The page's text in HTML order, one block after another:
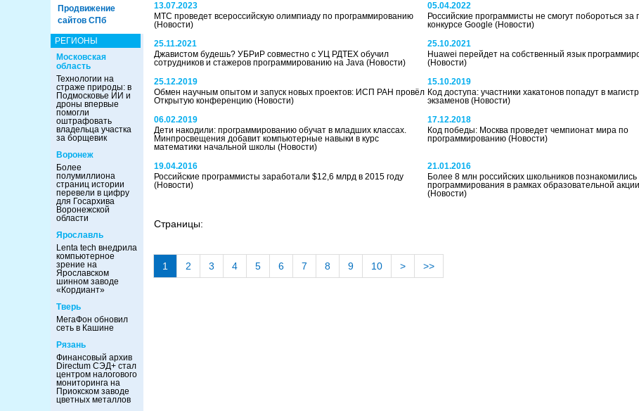
Продвижение
сайтов СПб
РЕГИОНЫ
Московская
область
Технологии на
страже природы: в
Подмосковье ИИ и
дроны впервые
помогли
оштрафовать
владельца участка
за борщевик
Воронеж
Более
полумиллиона
страниц истории
перевели в цифру
для Госархива
Воронежской
области
Ярославль
Lenta tech внедрила
компьютерное
зрение на
Ярославском
шинном заводе
«Кордиант»
Тверь
МегаФон обновил
сеть в Кашине
Рязань
Финансовый архив
Directum СЭД+ стал
центром налогового
мониторинга на
Приокском заводе
цветных металлов
13.07.2023
МТС проведет всероссийскую олимпиаду по программированию
(Новости)
05.04.2022
Российские программисты не смогут побороться за
конкурсе Google (Новости)
25.11.2021
Джавистом будешь? УБРиР совместно с УЦ РДТЕХ обучил
сотрудников и стажеров программированию на Java (Новости)
25.10.2021
Huawei перейдет на собственный язык
(Новости)
25.12.2019
Обмен научным опытом и запуск новых проектов: ИСП РАН провёл
Открытую конференцию (Новости)
15.10.2019
Код доступа: участники хакатонов попадут в
экзаменов (Новости)
06.02.2019
Дети накодили: программированию обучат в младших классах.
Минпросвещения добавит компьютерные навыки в курс
математики начальной школы (Новости)
17.12.2018
Код победы: Москва проведет чемпионат мира по
программированию (Новости)
19.04.2016
Российские программисты заработали $12,6 млрд в 2015 году
(Новости)
21.01.2016
Более 8 млн российских школьников
программирования в рамках образовательной
(Новости)
Страницы:
1 2 3 4 5 6 7 8 9 10 > >>